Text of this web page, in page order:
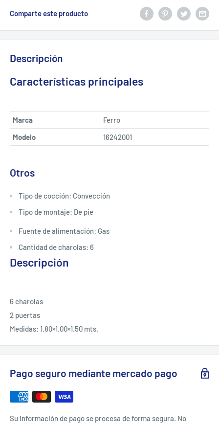
Comparte este producto
Descripción
Características principales
Marca
Ferro
Modelo
16242001
Otros
Tipo de cocción: Convección
Tipo de montaje: De pie
Fuente de alimentación: Gas
Cantidad de charolas: 6
Descripción
6 charolas
2 puertas
Medidas: 1.80×1.00×1.50 mts.
Pago seguro mediante mercado pago
Su información de pago se procesa de forma segura. No